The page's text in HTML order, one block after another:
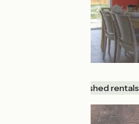
Lodgings and furnished rentals